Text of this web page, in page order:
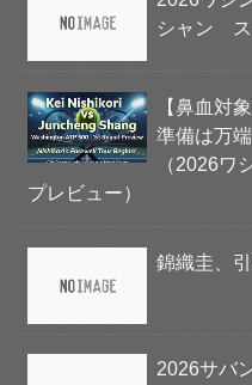
シャン ス
【鼻血対
準備は万
（2026
プレビュー）
錦織圭、
2026サバ